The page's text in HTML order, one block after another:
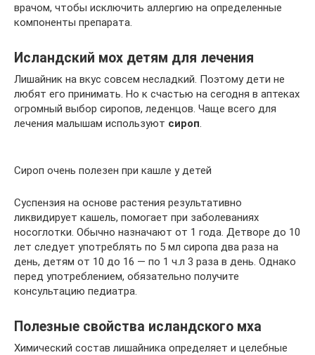
врачом, чтобы исключить аллергию на определенные
компоненты препарата.
Исландский мох детям для лечения
Лишайник на вкус совсем несладкий. Поэтому дети не
любят его принимать. Но к счастью на сегодня в аптеках
огромный выбор сиропов, леденцов. Чаще всего для
лечения малышам используют сироп
Сироп очень полезен при кашле у детей
Суспензия на основе растения результативно
ликвидирует кашель, помогает при заболеваниях
носоглотки. Обычно назначают от 1 года. Детворе до 10
лет следует употреблять по 5 мл сиропа два раза на
день, детям от 10 до 16 — по 1 ч.л 3 раза в день. Однако
перед употреблением, обязательно получите
консультацию педиатра.
Полезные свойства исландского мха
Химический состав лишайника определяет и целебные